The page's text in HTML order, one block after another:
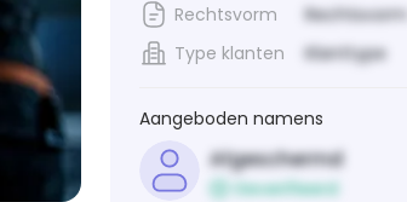
Rechtsvorm
Rechtsvorm
Type klanten
Klanttype
Aangeboden namens
Afgeschermd
Geverifieerd